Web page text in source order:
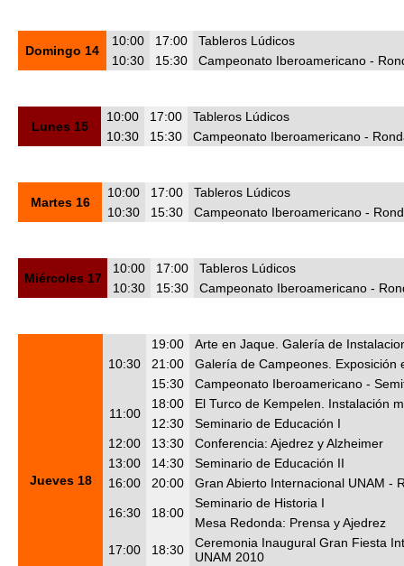
Domingo 14
10:00 17:00
Tableros Lúdicos
10:30
15:30 Campeonato Iberoamericano -
Lunes 15
10:00 17:00
Tableros Lúdicos
10:30
15:30 Campeonato Iberoamericano -
Martes 16
10:00 17:00
Tableros Lúdicos
10:30
15:30 Campeonato Iberoamericano -
Miércoles 17
10:00 17:00
Tableros Lúdicos
10:30
15:30 Campeonato Iberoamericano -
Jueves 18
10:30
19:00
Arte en Jaque. Galería de
21:00
Galería de Campeones. Exposición
15:30
Campeonato Iberoamericano -
11:00
18:00
El Turco de Kempelen. Instalación
12:30
Seminario de Educación I
12:00
13:30
Conferencia: Ajedrez y Alzheimer
13:00
14:30
Seminario de Educación II
16:00
20:00 Gran Abierto Internacional UNAM -
16:30 18:00
Seminario de Historia I
Mesa Redonda: Prensa y Ajedrez
17:00
18:30
Ceremonia Inaugural Gran Fiesta
UNAM 2010